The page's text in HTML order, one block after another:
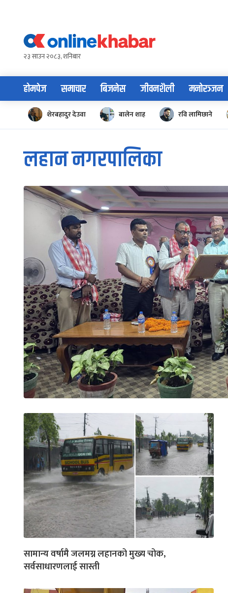
content२३ साउन २०८३, शनिबार
होमपेज समाचार बिजनेस जीवनशैली मनोरञ्जन
शेरबहादुर देउवा बालेन शाह रवि लामिछाने
लहान नगरपालिका
सामान्य वर्षामै जलमग्न लहानको मुख्य चोक,
सर्वसाधारणलाई सास्ती